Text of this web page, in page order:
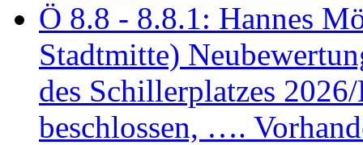
Ö 8.8 - 8.8.1: Hannes
Stadtmitte)
des Schillerplatzes
beschlossen, ….